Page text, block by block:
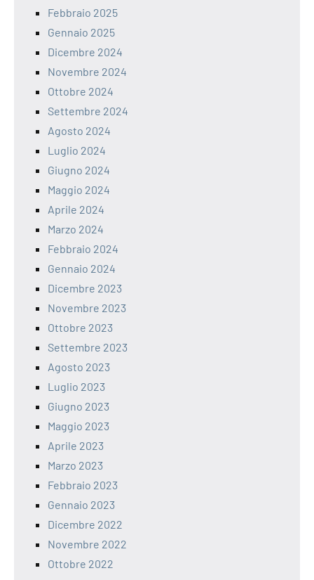
Febbraio 2025
Gennaio 2025
Dicembre 2024
Novembre 2024
Ottobre 2024
Settembre 2024
Agosto 2024
Luglio 2024
Giugno 2024
Maggio 2024
Aprile 2024
Marzo 2024
Febbraio 2024
Gennaio 2024
Dicembre 2023
Novembre 2023
Ottobre 2023
Settembre 2023
Agosto 2023
Luglio 2023
Giugno 2023
Maggio 2023
Aprile 2023
Marzo 2023
Febbraio 2023
Gennaio 2023
Dicembre 2022
Novembre 2022
Ottobre 2022